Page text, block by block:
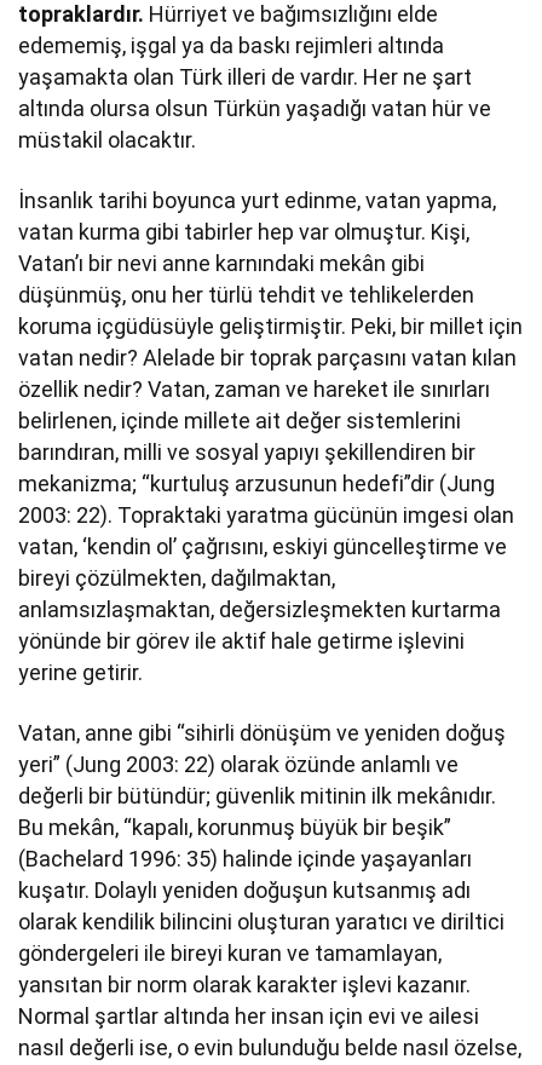
topraklardır. Hürriyet ve bağımsızlığını elde
edememiş, işgal ya da baskı rejimleri altında
yaşamakta olan Türk illeri de vardır. Her ne şart
altında olursa olsun Türkün yaşadığı vatan hür ve
müstakil olacaktır.
İnsanlık tarihi boyunca yurt edinme, vatan yapma,
vatan kurma gibi tabirler hep var olmuştur. Kişi,
Vatan’ı bir nevi anne karnındaki mekân gibi
düşünmüş, onu her türlü tehdit ve tehlikelerden
koruma içgüdüsüyle geliştirmiştir. Peki, bir millet için
vatan nedir? Alelade bir toprak parçasını vatan kılan
özellik nedir? Vatan, zaman ve hareket ile sınırları
belirlenen, içinde millete ait değer sistemlerini
barındıran, milli ve sosyal yapıyı şekillendiren bir
mekanizma; “kurtuluş arzusunun hedefi”dir (Jung
2003: 22). Topraktaki yaratma gücünün imgesi olan
vatan, ‘kendin ol’ çağrısını, eskiyi güncelleştirme ve
bireyi çözülmekten, dağılmaktan,
anlamsızlaşmaktan, değersizleşmekten kurtarma
yönünde bir görev ile aktif hale getirme işlevini
yerine getirir.
Vatan, anne gibi “sihirli dönüşüm ve yeniden doğuş
yeri” (Jung 2003: 22) olarak özünde anlamlı ve
değerli bir bütündür; güvenlik mitinin ilk mekânıdır.
Bu mekân, “kapalı, korunmuş büyük bir beşik”
(Bachelard 1996: 35) halinde içinde yaşayanları
kuşatır. Dolaylı yeniden doğuşun kutsanmış adı
olarak kendilik bilincini oluşturan yaratıcı ve diriltici
göndergeleri ile bireyi kuran ve tamamlayan,
yansıtan bir norm olarak karakter işlevi kazanır.
Normal şartlar altında her insan için evi ve ailesi
nasıl değerli ise, o evin bulunduğu belde nasıl özelse,